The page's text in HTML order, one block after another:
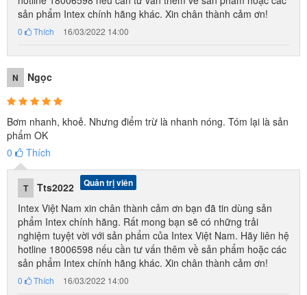
sản phẩm Intex chính hãng khác. Xin chân thành cảm ơn!
0 Thích 16/03/2022 14:00
N Ngọc
Bơm nhanh, khoẻ. Nhưng điểm trừ là nhanh nóng. Tóm lại là sản
phẩm OK
0
Thích
T Tts2022 Quản trị viên
Intex Việt Nam xin chân thành cảm ơn bạn đã tin dùng sản
phẩm Intex chính hãng. Rất mong bạn sẽ có những trải
nghiệm tuyệt vời với sản phẩm của Intex Việt Nam. Hãy liên hệ
hotline 18006598 nếu cần tư vấn thêm về sản phẩm hoặc các
sản phẩm Intex chính hãng khác. Xin chân thành cảm ơn!
0 Thích 16/03/2022 14:00